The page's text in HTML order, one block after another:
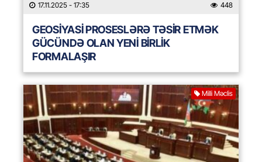
17.11.2025 - 17:35 448
GEOSİYASİ PROSESLƏRƏ TƏSİR ETMƏK
GÜCÜNDƏ OLAN YENİ BİRLİK
FORMALAŞIR
Milli Məclis